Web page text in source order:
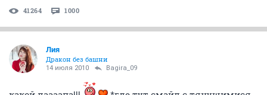
41264 1000
Лия
Дракон без башни
14 июля 2010 Bagira_09